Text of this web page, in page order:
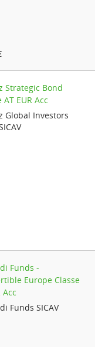
Strategic Bond
AT EUR Acc
Global Investors
Funds -
Europe Classe
Acc
Funds SICAV